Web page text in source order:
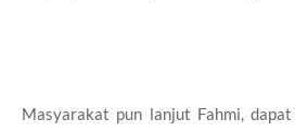
Masyarakat pun lanjut Fahmi,